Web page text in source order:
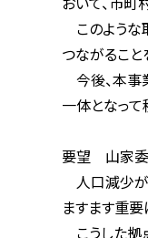
このような取組
つながることを
今後、本事業によ
一体となって積
要望 山家委
人口減少が加速
ますます重要に
こうした拠点が